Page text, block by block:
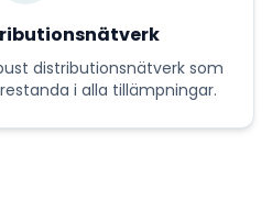
distributionsnätverk som
i alla tillämpningar.